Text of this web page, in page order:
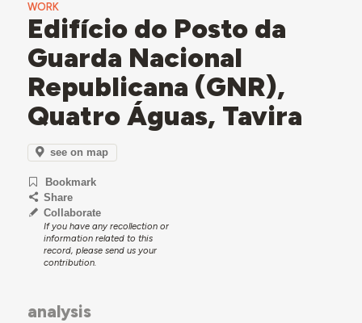
WORK
Edifício do Posto da
Guarda Nacional
Republicana (GNR),
Quatro Águas, Tavira
see on map
Bookmark
Share
Collaborate
If you have any recollection or
information related to this
record, please send us your
contribution.
analysis